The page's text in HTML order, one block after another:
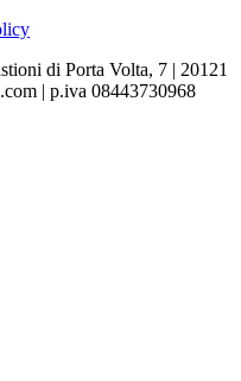
di Porta Volta, 7 | 20121
| p.iva 08443730968